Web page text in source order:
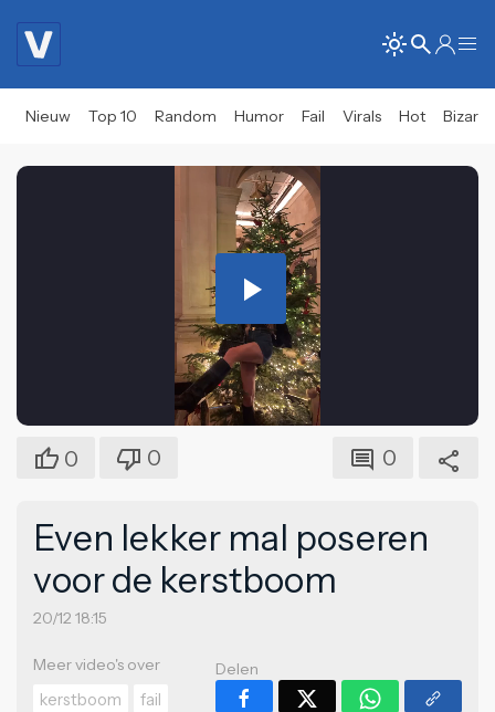
Nieuw Top 10 Random Humor Fail Virals Hot Bizar
Play
Video
0 0 0
Even lekker mal poseren
voor de kerstboom
20/12 18:15
Meer video's over
kerstboom
fail
Delen